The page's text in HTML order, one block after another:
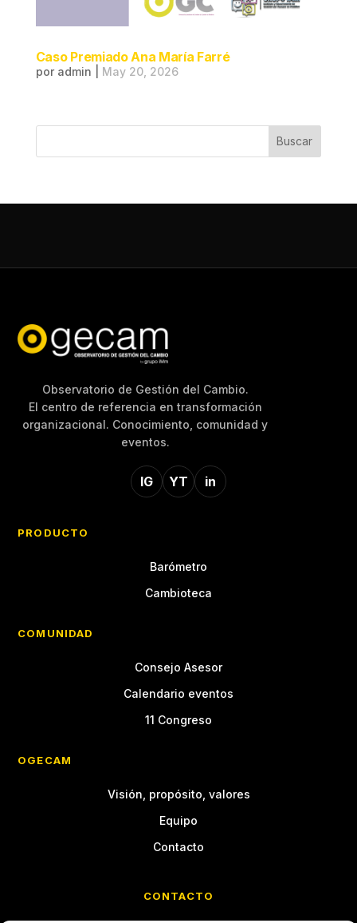
Caso Premiado Ana María Farré
por admin May 20, 2026
Buscar
Observatorio de Gestión del Cambio.
El centro de referencia en transformación
organizacional. Conocimiento, comunidad y
eventos.
IG YT in
PRODUCTO
Barómetro
Cambioteca
COMUNIDAD
Consejo Asesor
Calendario eventos
11 Congreso
OGECAM
Visión, propósito, valores
Equipo
Contacto
CONTACTO